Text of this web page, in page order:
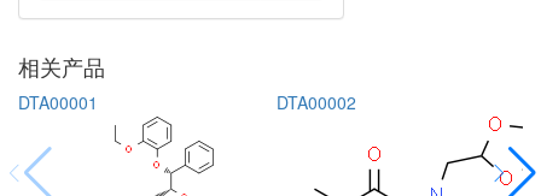
相关产品
DTA00001 DTA00002